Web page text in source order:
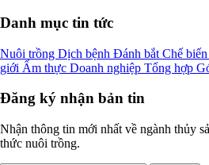
Danh mục tin tức
Nuôi trồng Dịch bệnh Đánh bắt Chế biến
giới Ẩm thực Doanh nghiệp Tổng hợp
Đăng ký nhận bản tin
Nhận thông tin mới nhất về ngành thủy
thức nuôi trồng.